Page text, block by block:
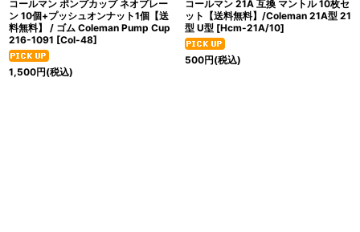
コールマン ポンプカップ ネオプレー
ン 10個+プッシュオンナット1個【送
料無料】 / ゴム Coleman Pump Cup
216-1091 [Col-48]
1,500円(税込)
コールマン 21A 互換 マントル 10枚セ
ット【送料無料】/Coleman 21A型 21
型 U型 [Hcm-21A/10]
500円(税込)